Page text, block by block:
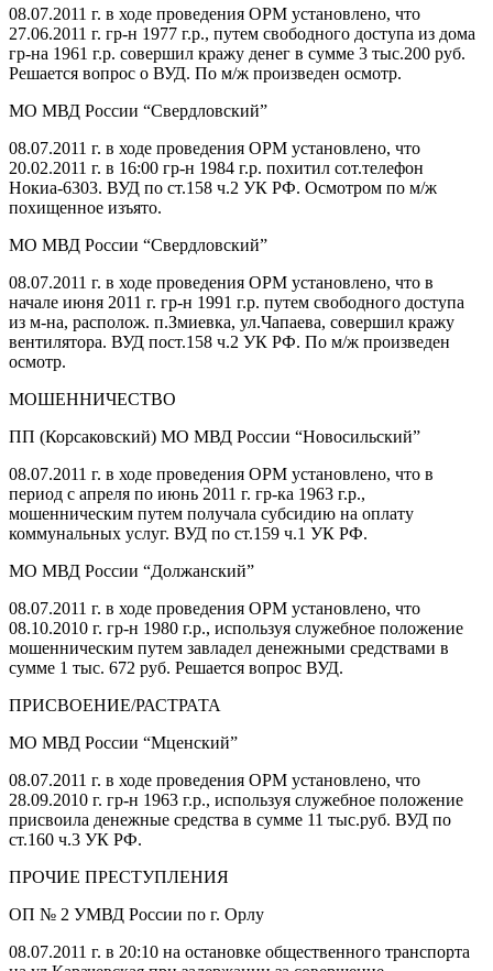
08.07.2011 г. в ходе проведения ОРМ установлено, что
27.06.2011 г. гр-н 1977 г.р., путем свободного доступа из дома
гр-на 1961 г.р. совершил кражу денег в сумме 3 тыс.200 руб.
Решается вопрос о ВУД. По м/ж произведен осмотр.
МО МВД России “Свердловский”
08.07.2011 г. в ходе проведения ОРМ установлено, что
20.02.2011 г. в 16:00 гр-н 1984 г.р. похитил сот.телефон
Нокиа-6303. ВУД по ст.158 ч.2 УК РФ. Осмотром по м/ж
похищенное изъято.
МО МВД России “Свердловский”
08.07.2011 г. в ходе проведения ОРМ установлено, что в
начале июня 2011 г. гр-н 1991 г.р. путем свободного доступа
из м-на, располож. п.Змиевка, ул.Чапаева, совершил кражу
вентилятора. ВУД пост.158 ч.2 УК РФ. По м/ж произведен
осмотр.
МОШЕННИЧЕСТВО
ПП (Корсаковский) МО МВД России “Новосильский”
08.07.2011 г. в ходе проведения ОРМ установлено, что в
период с апреля по июнь 2011 г. гр-ка 1963 г.р.,
мошенническим путем получала субсидию на оплату
коммунальных услуг. ВУД по ст.159 ч.1 УК РФ.
МО МВД России “Должанский”
08.07.2011 г. в ходе проведения ОРМ установлено, что
08.10.2010 г. гр-н 1980 г.р., используя служебное положение
мошенническим путем завладел денежными средствами в
сумме 1 тыс. 672 руб. Решается вопрос ВУД.
ПРИСВОЕНИЕ/РАСТРАТА
МО МВД России “Мценский”
08.07.2011 г. в ходе проведения ОРМ установлено, что
28.09.2010 г. гр-н 1963 г.р., используя служебное положение
присвоила денежные средства в сумме 11 тыс.руб. ВУД по
ст.160 ч.3 УК РФ.
ПРОЧИЕ ПРЕСТУПЛЕНИЯ
ОП № 2 УМВД России по г. Орлу
08.07.2011 г. в 20:10 на остановке общественного транспорта